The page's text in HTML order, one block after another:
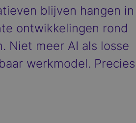
blijven hangen in
ontwikkelingen rond
Niet meer AI als losse
werkmodel. Precies